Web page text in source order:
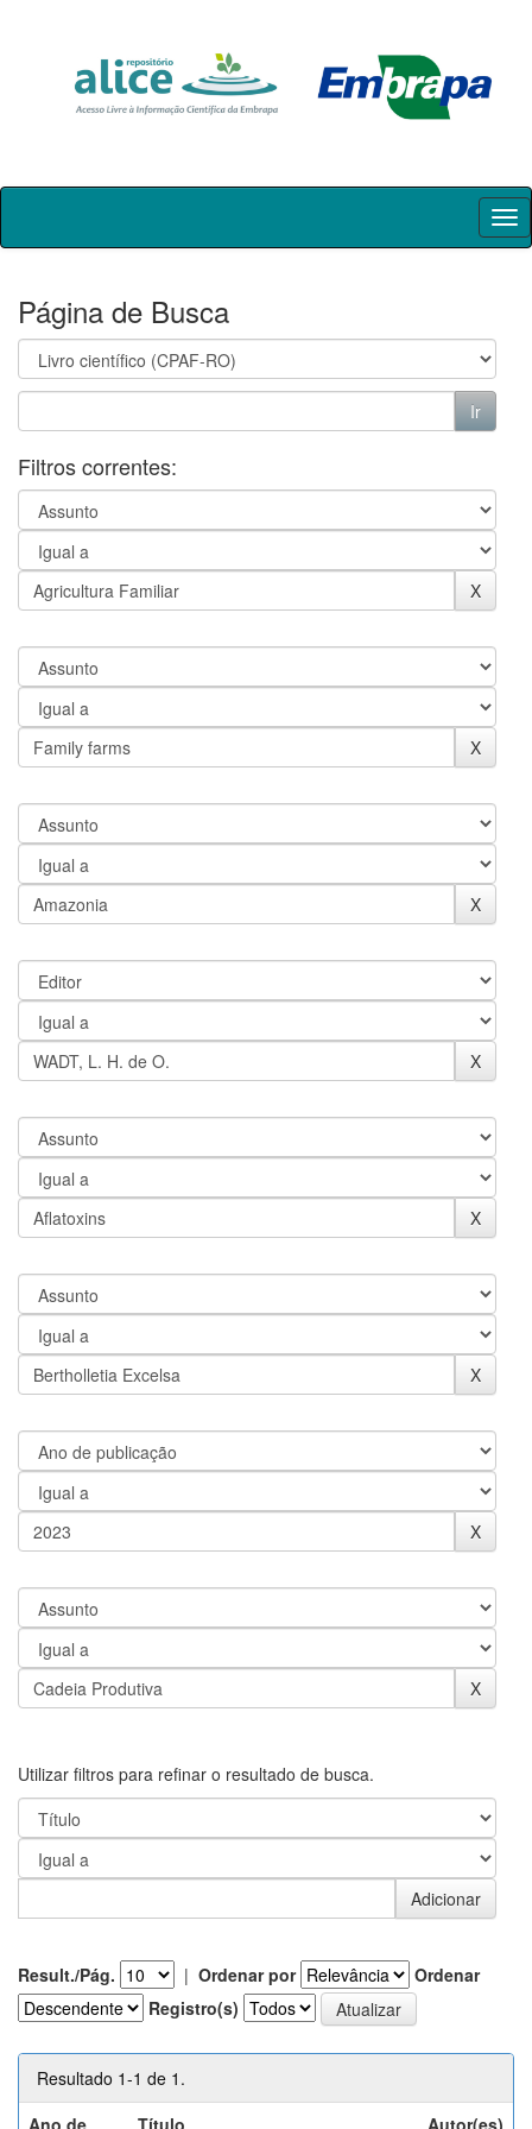
Skip
Página de Busca
Filtros correntes:
Utilizar filtros para refinar o resultado de busca.
Result./Pág. | Ordenar por
Ordenar
Registro(s)
Resultado 1-1 de 1.
Ano de
Título Autor(es)